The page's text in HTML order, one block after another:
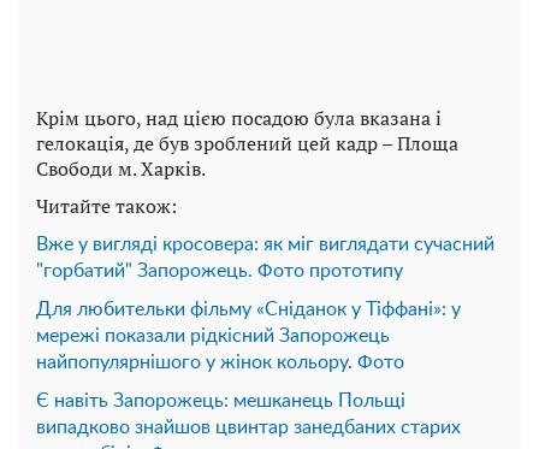
Крім цього, над цією посадою була вказана і
гелокація, де був зроблений цей кадр – Площа
Свободи м. Харків.
Читайте також:
Вже у вигляді кросовера: як міг виглядати сучасний
"горбатий" Запорожець. Фото прототипу
Для любительки фільму «Сніданок у Тіффані»: у
мережі показали рідкісний Запорожець
найпопулярнішого у жінок кольору. Фото
Є навіть Запорожець: мешканець Польщі
випадково знайшов цвинтар занедбаних старих